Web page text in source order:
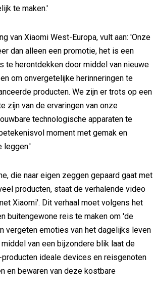
te maken.'
van Xiaomi West-Europa, vult aan: 'Onze
dan alleen een promotie, het is een
te herontdekken door middel van nieuwe
om onvergetelijke herinneringen te
producten. We zijn er trots op een
zijn van de ervaringen van onze
technologische apparaten te
moment met gemak en
leggen.'
die naar eigen zeggen gepaard gaat met
producten, staat de verhalende video
Xiaomi'. Dit verhaal moet volgens het
buitengewone reis te maken om 'de
vergeten emoties van het dagelijks leven
van een bijzondere blik laat de
ideale devices en reisgenoten
en bewaren van deze kostbare